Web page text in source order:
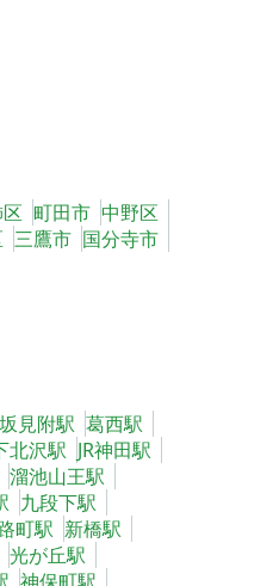
町田市 中野区
三鷹市 国分寺市
見附駅 葛西駅
北沢駅 JR神田駅
溜池山王駅
九段下駅
町駅 新橋駅
光が丘駅